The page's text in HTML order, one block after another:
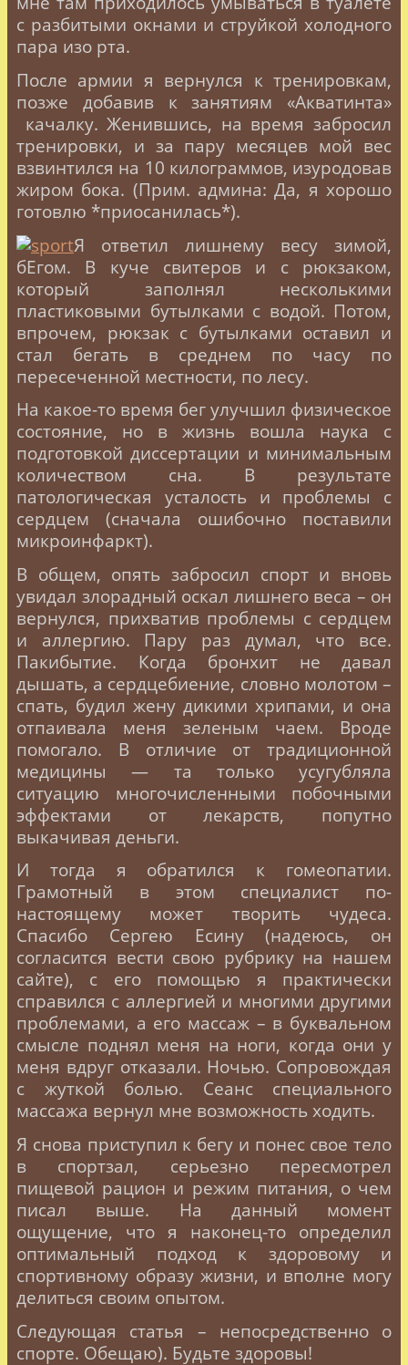
с разбитыми окнами и струйкой холодного
пара изо рта.
После армии я вернулся к тренировкам,
позже добавив к занятиям «Акватинта»
качалку. Женившись, на время забросил
тренировки, и за пару месяцев мой вес
взвинтился на 10 килограммов, изуродовав
жиром бока. (Прим. админа: Да, я хорошо
готовлю *приосанилась*).
Я ответил лишнему весу зимой,
бЕгом. В куче свитеров и с рюкзаком,
который заполнял несколькими
пластиковыми бутылками с водой. Потом,
впрочем, рюкзак с бутылками оставил и
стал бегать в среднем по часу по
пересеченной местности, по лесу.
На какое-то время бег улучшил физическое
состояние, но в жизнь вошла наука с
подготовкой диссертации и минимальным
количеством сна. В результате
патологическая усталость и проблемы с
сердцем (сначала ошибочно поставили
микроинфаркт).
В общем, опять забросил спорт и вновь
увидал злорадный оскал лишнего веса – он
вернулся, прихватив проблемы с сердцем
и аллергию. Пару раз думал, что все.
Пакибытие. Когда бронхит не давал
дышать, а сердцебиение, словно молотом –
спать, будил жену дикими хрипами, и она
отпаивала меня зеленым чаем. Вроде
помогало. В отличие от традиционной
медицины — та только усугубляла
ситуацию многочисленными побочными
эффектами от лекарств, попутно
выкачивая деньги.
И тогда я обратился к гомеопатии.
Грамотный в этом специалист по-
настоящему может творить чудеса.
Спасибо Сергею Есину (надеюсь, он
согласится вести свою рубрику на нашем
сайте), с его помощью я практически
справился с аллергией и многими другими
проблемами, а его массаж – в буквальном
смысле поднял меня на ноги, когда они у
меня вдруг отказали. Ночью. Сопровождая
с жуткой болью. Сеанс специального
массажа вернул мне возможность ходить.
Я снова приступил к бегу и понес свое тело
в спортзал, серьезно пересмотрел
пищевой рацион и режим питания, о чем
писал выше. На данный момент
ощущение, что я наконец-то определил
оптимальный подход к здоровому и
спортивному образу жизни, и вполне могу
делиться своим опытом.
Следующая статья – непосредственно о
спорте. Обещаю). Будьте здоровы!